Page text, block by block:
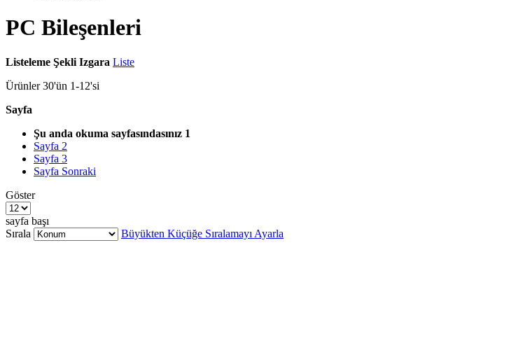
PC Bileşenleri
Listeleme Şekli Izgara Liste
Ürünler30'ün 1-12'si
Sayfa
Şu anda okuma sayfasındasınız 1
Sayfa 2
Sayfa 3
Sayfa Sonraki
Göster
sayfa başı
Sırala
Büyükten Küçüğe Sıralamayı Ayarla